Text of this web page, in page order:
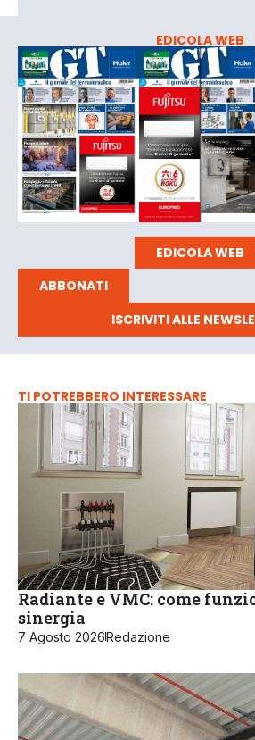
EDICOLA WEB
EDICOLA WEB
ABBONATI
ISCRIVITI ALLE
TI POTREBBERO INTERESSARE
Radiante e VMC: come
sinergia
7 Agosto 2026Redazione